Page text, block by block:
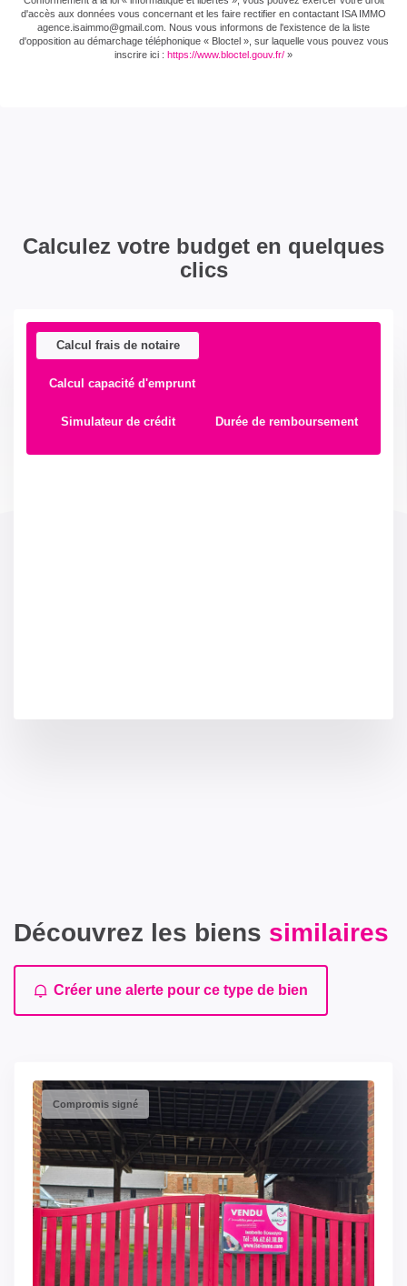
d'accès aux données vous concernant et les faire rectifier en contactant ISA IMMO
agence.isaimmo@gmail.com . Nous vous informons de l'existence de la liste
d'opposition au démarchage téléphonique « Bloctel », sur laquelle vous pouvez vous
inscrire ici : https://www.bloctel.gouv.fr/ »
Calculez votre budget en quelques
clics
Calcul frais de notaire
Calcul capacité d'emprunt
Simulateur de crédit Durée de remboursement
Découvrez les biens similaires
Créer une alerte pour ce type de bien
Compromis signé